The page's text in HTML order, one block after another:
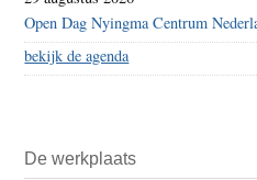
Open Dag Nyingma Centrum
bekijk de agenda
De werkplaats